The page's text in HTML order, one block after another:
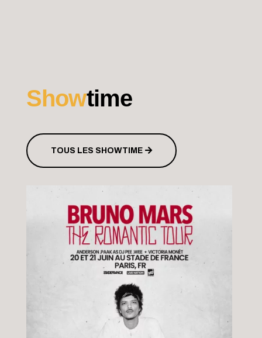
Showtime
TOUS LES SHOWTIME